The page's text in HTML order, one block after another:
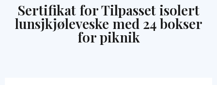
Sertifikat for Tilpasset isolert
lunsjkjøleveske med 24 bokser
for piknik